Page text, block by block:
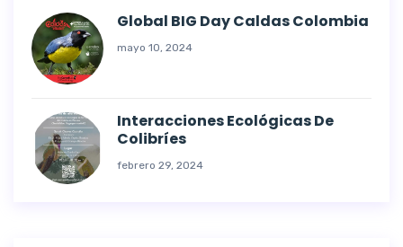
Global BIG Day Caldas Colombia
mayo 10, 2024
Interacciones Ecológicas De
Colibríes
febrero 29, 2024